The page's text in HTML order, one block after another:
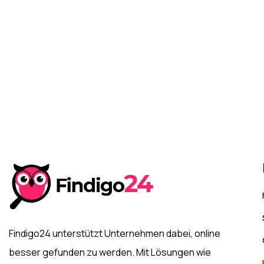
Findigo24 unterstützt Unternehmen dabei, online
besser gefunden zu werden. Mit Lösungen wie